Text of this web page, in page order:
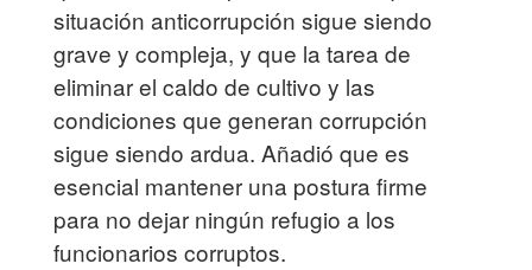
situación anticorrupción sigue siendo
grave y compleja, y que la tarea de
eliminar el caldo de cultivo y las
condiciones que generan corrupción
sigue siendo ardua. Añadió que es
esencial mantener una postura firme
para no dejar ningún refugio a los
funcionarios corruptos.